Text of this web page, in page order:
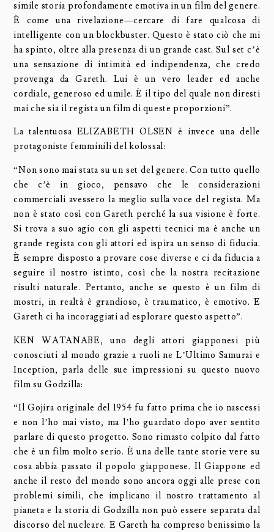
simile storia profondamente emotiva in un film del genere.
È come una rivelazione—cercare di fare qualcosa di
intelligente con un blockbuster. Questo è stato ciò che mi
ha spinto, oltre alla presenza di un grande cast. Sul set c’è
una sensazione di intimità ed indipendenza, che credo
provenga da Gareth. Lui è un vero leader ed anche
cordiale, generoso ed umile. È il tipo del quale non diresti
mai che sia il regista un film di queste proporzioni”.
La talentuosa ELIZABETH OLSEN è invece una delle
protagoniste femminili del kolossal:
“Non sono mai stata su un set del genere. Con tutto quello
che c’è in gioco, pensavo che le considerazioni
commerciali avessero la meglio sulla voce del regista. Ma
non è stato così con Gareth perché la sua visione è forte.
Si trova a suo agio con gli aspetti tecnici ma è anche un
grande regista con gli attori ed ispira un senso di fiducia.
È sempre disposto a provare cose diverse e ci da fiducia a
seguire il nostro istinto, così che la nostra recitazione
risulti naturale. Pertanto, anche se questo è un film di
mostri, in realtà è grandioso, è traumatico, è emotivo. E
Gareth ci ha incoraggiati ad esplorare questo aspetto”.
KEN WATANABE, uno degli attori giapponesi più
conosciuti al mondo grazie a ruoli ne L’Ultimo Samurai e
Inception, parla delle sue impressioni su questo nuovo
film su Godzilla:
“Il Gojira originale del 1954 fu fatto prima che io nascessi
e non l’ho mai visto, ma l’ho guardato dopo aver sentito
parlare di questo progetto. Sono rimasto colpito dal fatto
che è un film molto serio. È una delle tante storie vere su
cosa abbia passato il popolo giapponese. Il Giappone ed
anche il resto del mondo sono ancora oggi alle prese con
problemi simili, che implicano il nostro trattamento al
pianeta e la storia di Godzilla non può essere separata dal
discorso del nucleare. E Gareth ha compreso benissimo la